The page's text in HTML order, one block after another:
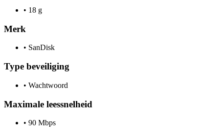
• 18 g
Merk
• SanDisk
Type beveiliging
• Wachtwoord
Maximale leessnelheid
• 90 Mbps